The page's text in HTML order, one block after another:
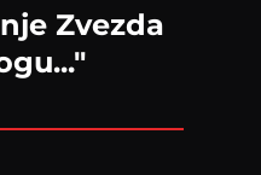
Zvezda